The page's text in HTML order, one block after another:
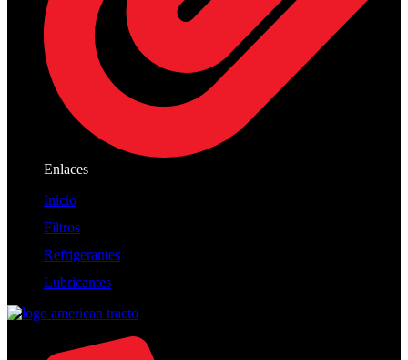
Enlaces
Inicio
Filtros
Refrigerantes
Lubricantes